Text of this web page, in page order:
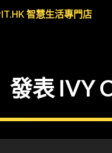
智慧生活專門店
表 IVY